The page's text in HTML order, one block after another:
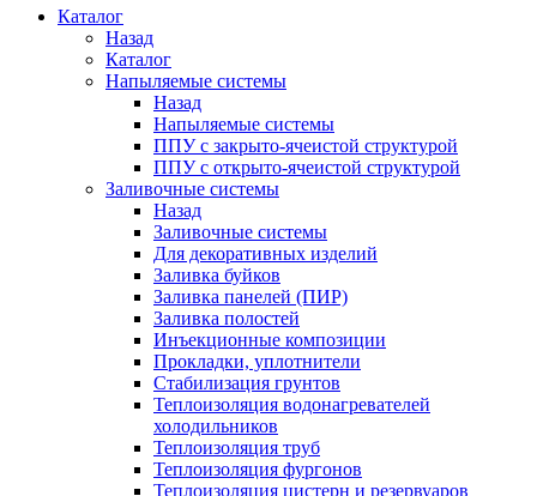
Каталог
Назад
Каталог
Напыляемые системы
Назад
Напыляемые системы
ППУ с закрыто-ячеистой структурой
ППУ с открыто-ячеистой структурой
Заливочные системы
Назад
Заливочные системы
Для декоративных изделий
Заливка буйков
Заливка панелей (ПИР)
Заливка полостей
Инъекционные композиции
Прокладки, уплотнители
Стабилизация грунтов
Теплоизоляция водонагревателей
холодильников
Теплоизоляция труб
Теплоизоляция фургонов
Теплоизоляция цистерн и резервуаров